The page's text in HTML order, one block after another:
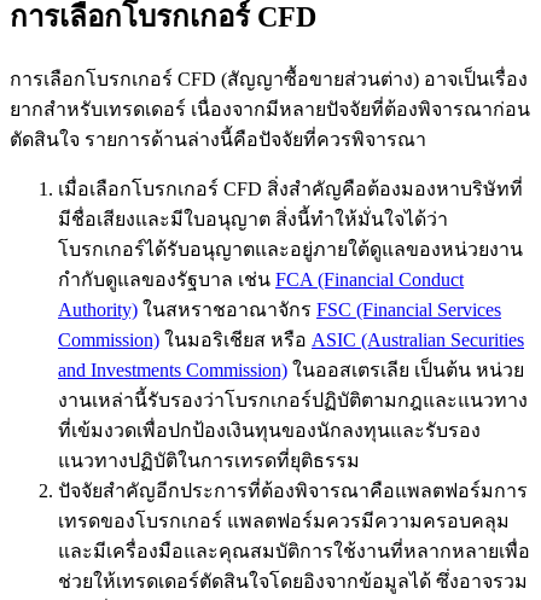
การเลือกโบรกเกอร์ CFD
การเลือกโบรกเกอร์ CFD (สัญญาซื้อขายส่วนต่าง) อาจเป็นเรื่อง
ยากสำหรับเทรดเดอร์ เนื่องจากมีหลายปัจจัยที่ต้องพิจารณาก่อน
ตัดสินใจ รายการด้านล่างนี้คือปัจจัยที่ควรพิจารณา
เมื่อเลือกโบรกเกอร์ CFD สิ่งสำคัญคือต้องมองหาบริษัทที่
มีชื่อเสียงและมีใบอนุญาต สิ่งนี้ทำให้มั่นใจได้ว่า
โบรกเกอร์ได้รับอนุญาตและอยู่ภายใต้ดูแลของหน่วยงาน
กำกับดูแลของรัฐบาล เช่น FCA (Financial Conduct
Authority) ในสหราชอาณาจักร FSC (Financial Services
Commission) ในมอริเชียส หรือ ASIC (Australian Securities
and Investments Commission) ในออสเตรเลีย เป็นต้น หน่วย
งานเหล่านี้รับรองว่าโบรกเกอร์ปฏิบัติตามกฎและแนวทาง
ที่เข้มงวดเพื่อปกป้องเงินทุนของนักลงทุนและรับรอง
แนวทางปฏิบัติในการเทรดที่ยุติธรรม
ปัจจัยสำคัญอีกประการที่ต้องพิจารณาคือแพลตฟอร์มการ
เทรดของโบรกเกอร์ แพลตฟอร์มควรมีความครอบคลุม
และมีเครื่องมือและคุณสมบัติการใช้งานที่หลากหลายเพื่อ
ช่วยให้เทรดเดอร์ตัดสินใจโดยอิงจากข้อมูลได้ ซึ่งอาจรวม